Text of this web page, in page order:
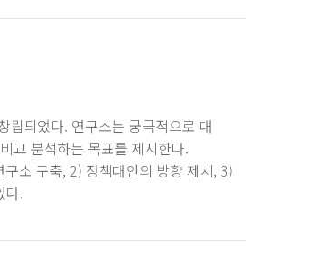
립되었다. 연구소는 궁극적으로 대
교 분석하는 목표를 제시한다.
소 구축, 2) 정책대안의 방향 제시, 3)
다.